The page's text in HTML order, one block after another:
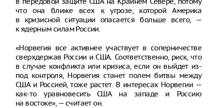
что она ближе всех к угрозе, которой Америка
в кризисной ситуации опасается больше всего, —
к ядерным силам России.
«Норвегия все активнее участвует в соперничестве
сверхдержав России и США. Соответственно, риск, что
в случае конфликта или кризиса, если он выйдет из-
под контроля, Норвегия станет полем битвы между
США и Россией, тоже растет. В интересах Норвегии —
как-то уравновесить США на западе и Россию
на востоке», — считает он.